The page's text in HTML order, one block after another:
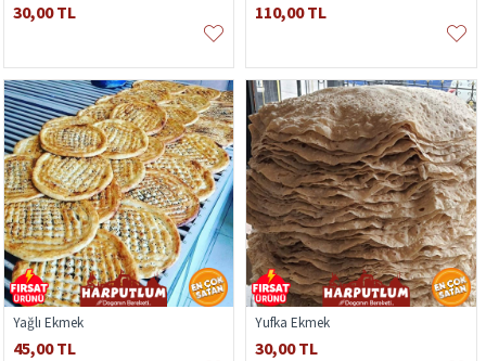
30,00 TL 110,00 TL
Yağlı Ekmek
45,00 TL
Yufka Ekmek
30,00 TL